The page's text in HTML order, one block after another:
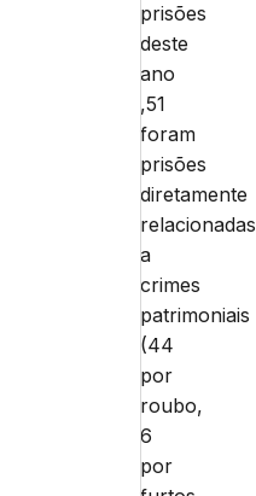
prisões
deste
ano
,51
foram
prisões
diretamente
relacionadas
a
crimes
patrimoniais
(44
por
roubo,
6
por